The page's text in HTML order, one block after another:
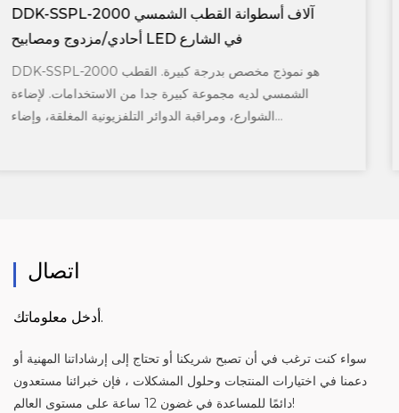
الشمسي
الشوارع، ومراقبة الدوائر التلفزيونية المغلقة، وإضاء...
DDK-SSPL-2002 قطب شمسي الأسطوانة مع رأس
المصباح
DDK-SSPL-2002 القطب الشمسي مع رأس المصباح. شعبية
الأوسط. باستخدام الألواح الشمسية ملفوفة.
اتصال
أدخل معلوماتك.
سواء كنت ترغب في أن تصبح شريكنا أو تحتاج إلى إرشاداتنا المهنية أو
دعمنا في اختيارات المنتجات وحلول المشكلات ، فإن خبرائنا مستعدون
دائمًا للمساعدة في غضون 12 ساعة على مستوى العالم!